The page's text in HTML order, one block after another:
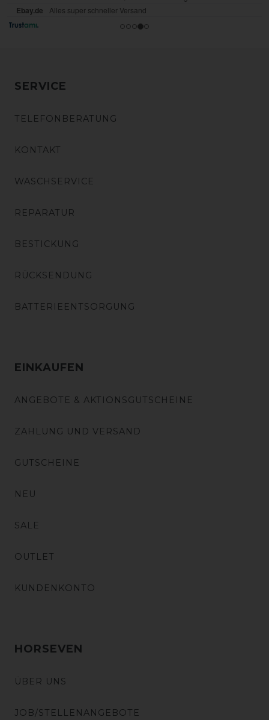
SERVICE
TELEFONBERATUNG
KONTAKT
WASCHSERVICE
REPARATUR
BESTICKUNG
RÜCKSENDUNG
BATTERIEENTSORGUNG
EINKAUFEN
ANGEBOTE & AKTIONSGUTSCHEINE
ZAHLUNG UND VERSAND
GUTSCHEINE
NEU
SALE
OUTLET
KUNDENKONTO
HORSEVEN
ÜBER UNS
JOB/STELLENANGEBOTE